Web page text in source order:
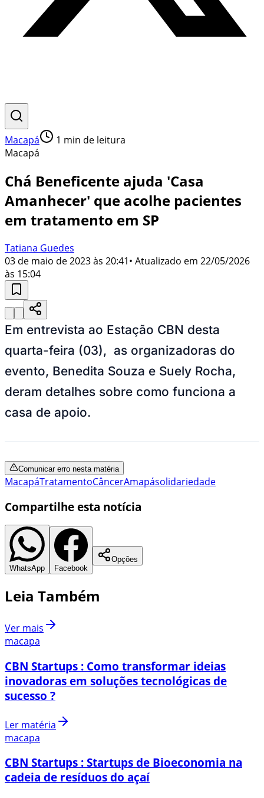
Macapá 1 min de leitura
Macapá
Chá Beneficente ajuda 'Casa
Amanhecer' que acolhe pacientes
em tratamento em SP
Tatiana Guedes
03 de maio de 2023 às 20:41• Atualizado em 22/05/2026
às 15:04
Em entrevista ao Estação CBN desta
quarta-feira (03), as organizadoras do
evento, Benedita Souza e Suely Rocha,
deram detalhes sobre como funciona a
casa de apoio.
Comunicar erro nesta matéria
MacapáTratamentoCâncerAmapásolidariedade
Compartilhe esta notícia
WhatsApp Facebook
Opções
Leia Também
Ver mais
macapa
CBN Startups : Como transformar ideias
inovadoras em soluções tecnológicas de
sucesso ?
Ler matéria
macapa
CBN Startups : Startups de Bioeconomia na
cadeia de resíduos do açaí